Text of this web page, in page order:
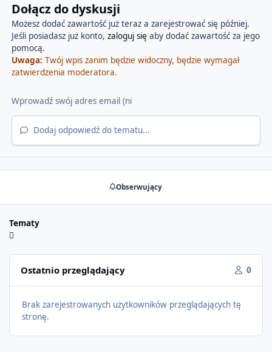
Dołącz do dyskusji
Możesz dodać zawartość już teraz a zarejestrować się później.
Jeśli posiadasz już konto, zaloguj się aby dodać zawartość za jego
pomocą.
Uwaga: Twój wpis zanim będzie widoczny, będzie wymagał
zatwierdzenia moderatora.
Dodaj odpowiedź do tematu...
Obserwujący
Tematy
Ostatnio przeglądający 0
Brak zarejestrowanych użytkowników przeglądających tę
stronę.